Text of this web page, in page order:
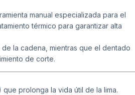
manual especializada para el
térmico para garantizar alta
la cadena, mientras que el dentado
de corte.
prolonga la vida útil de la lima.